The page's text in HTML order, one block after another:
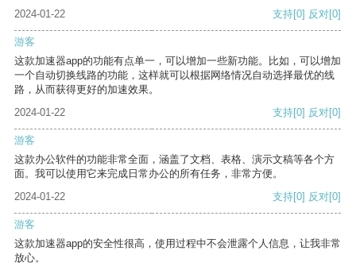
2024-01-22
支持[0] 反对[0]
游客
这款加速器app的功能有点单一，可以增加一些新功能。比如，可以增加
一个自动切换线路的功能，这样就可以根据网络情况自动选择最优的线
路，从而获得更好的加速效果。
2024-01-22
支持[0] 反对[0]
游客
这款办公软件的功能非常全面，涵盖了文档、表格、演示文稿等各个方
面。我可以使用它来完成日常办公的所有任务，非常方便。
2024-01-22
支持[0] 反对[0]
游客
这款加速器app的安全性很高，使用过程中不会泄露个人信息，让我非常
放心。